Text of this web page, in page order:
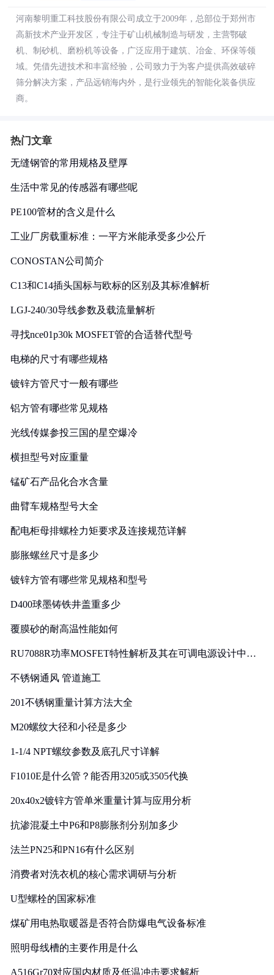
河南黎明重工科技股份有限公司成立于2009年，总部位于郑州市
高新技术产业开发区，专注于矿山机械制造与研发，主营鄂破
机、制砂机、磨粉机等设备，广泛应用于建筑、冶金、环保等领
域。凭借先进技术和丰富经验，公司致力于为客户提供高效破碎
筛分解决方案，产品远销海内外，是行业领先的智能化装备供应
商。
热门文章
无缝钢管的常用规格及壁厚
生活中常见的传感器有哪些呢
PE100管材的含义是什么
工业厂房载重标准：一平方米能承受多少公斤
CONOSTAN公司简介
C13和C14插头国标与欧标的区别及其标准解析
LGJ-240/30导线参数及载流量解析
寻找nce01p30k MOSFET管的合适替代型号
电梯的尺寸有哪些规格
镀锌方管尺寸一般有哪些
铝方管有哪些常见规格
光线传媒参投三国的星空爆冷
横担型号对应重量
锰矿石产品化合水含量
曲臂车规格型号大全
配电柜母排螺栓力矩要求及连接规范详解
膨胀螺丝尺寸是多少
镀锌方管有哪些常见规格和型号
D400球墨铸铁井盖重多少
覆膜砂的耐高温性能如何
RU7088R功率MOSFET特性解析及其在可调电源设计中的
不锈钢通风 管道施工
201不锈钢重量计算方法大全
M20螺纹大径和小径是多少
1-1/4 NPT螺纹参数及底孔尺寸详解
F1010E是什么管？能否用3205或3505代换
20x40x2镀锌方管单米重量计算与应用分析
抗渗混凝土中P6和P8膨胀剂分别加多少
法兰PN25和PN16有什么区别
消费者对洗衣机的核心需求调研与分析
U型螺栓的国家标准
煤矿用电热取暖器是否符合防爆电气设备标准
照明母线槽的主要作用是什么
A516Gr70对应国内材质及低温冲击要求解析